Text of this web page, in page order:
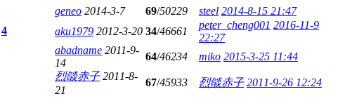
geneo 2014-3-7 69/50229 steel 2014-8-15 21:47
4 aku1979 2012-3-20 34/46661
peter_cheng001 2016-11-9
22:27
abadname 2011-9-
14
64/46234 miko 2015-3-25 11:44
烈燄赤子 2011-8-
21
67/45933 烈燄赤子 2011-9-26 12:24